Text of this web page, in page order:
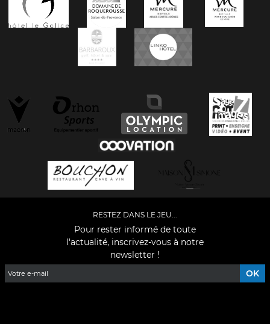
RESTEZ DANS LE JEU...
Pour rester informé de toute
l'actualité, inscrivez-vous à notre
newsletter !